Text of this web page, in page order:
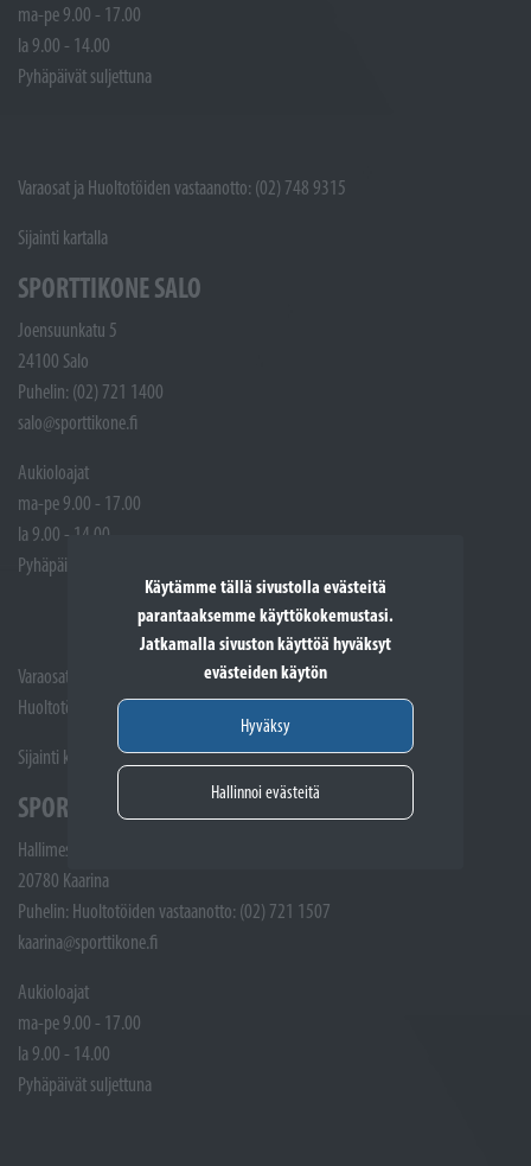
Käytämme tällä sivustolla evästeitä
parantaaksemme käyttökokemustasi.
Jatkamalla sivuston käyttöä hyväksyt
evästeiden käytön
Hyväksy
Hallinnoi evästeitä
ma-pe 9.00 - 17.00
la 9.00 - 14.00
Pyhäpäivät suljettuna
Varaosat ja Huoltotöiden vastaanotto: (02) 748 9315
Sijainti kartalla
SPORTTIKONE SALO
Joensuunkatu 5
24100 Salo
Puhelin: (02) 721 1400
salo@sporttikone.fi
Aukioloajat
ma-pe 9.00 - 17.00
la 9.00 - 14.00
Pyhäpäivät suljettuna
Varaosat: (02) 721 1407
Huoltotöiden vastaanotto: 02 7211405
Sijainti kartalla
SPORTTIKONE KAARINA
Hallimestarinkatu 4
20780 Kaarina
Puhelin: Huoltotöiden vastaanotto: (02) 721 1507
kaarina@sporttikone.fi
Aukioloajat
ma-pe 9.00 - 17.00
la 9.00 - 14.00
Pyhäpäivät suljettuna